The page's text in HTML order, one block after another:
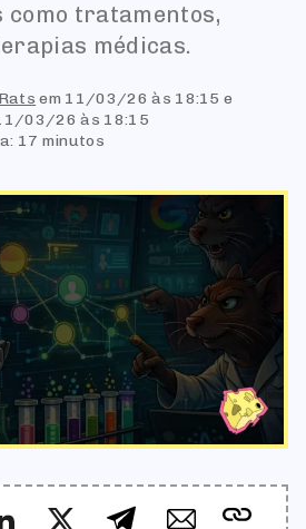
como tratamentos,
médicas.
em 11/03/26 às 18:15e
03/26 às 18:15
17 minutos